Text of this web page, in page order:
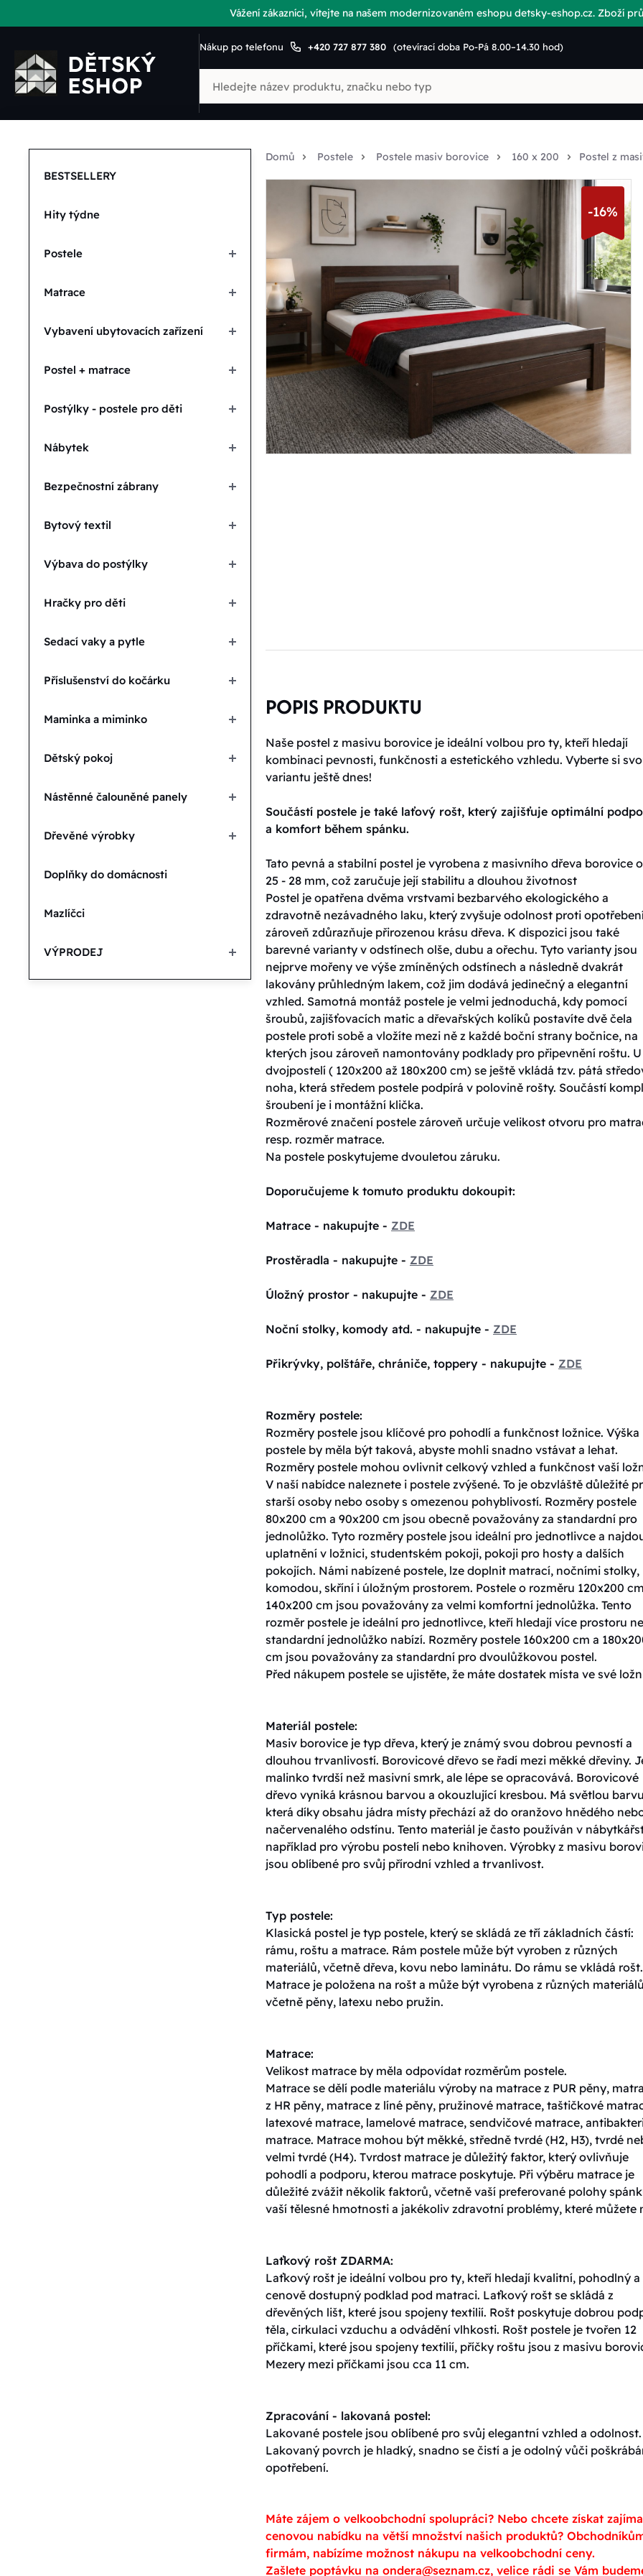
Vážení zákazníci, vítejte na našem modernizovaném eshopu detsky-eshop.cz. Zboží
Nákup po telefonu +420 727 877 380 (otevírací doba Po-Pá 8.00–14.30 hod)
BESTSELLERY
Hity týdne
Postele
Matrace
Vybavení ubytovacích zařízení
Postel + matrace
Postýlky - postele pro děti
Nábytek
Bezpečnostní zábrany
Bytový textil
Výbava do postýlky
Hračky pro děti
Sedací vaky a pytle
Příslušenství do kočárku
Maminka a miminko
Dětský pokoj
Nástěnné čalouněné panely
Dřevěné výrobky
Doplňky do domácnosti
Mazlíčci
VÝPRODEJ
Domů Postele Postele masiv borovice 160 x 200 Postel z
-16%
POPIS PRODUKTU
Naše postel z masivu borovice je ideální volbou pro ty, kteří hledají
kombinaci pevnosti, funkčnosti a estetického vzhledu. Vyberte si
variantu ještě dnes!
Součástí postele je také laťový rošt, který zajišťuje optimální
a komfort během spánku.
Tato pevná a stabilní postel je vyrobena z masivního dřeva borovice
25 - 28 mm, což zaručuje její stabilitu a dlouhou životnost
Postel je opatřena dvěma vrstvami bezbarvého ekologického a
zdravotně nezávadného laku, který zvyšuje odolnost proti
zároveň zdůrazňuje přirozenou krásu dřeva. K dispozici jsou také
barevné varianty v odstínech olše, dubu a ořechu. Tyto varianty jsou
nejprve mořeny ve výše zmíněných odstínech a následně dvakrát
lakovány průhledným lakem, což jim dodává jedinečný a elegantní
vzhled. Samotná montáž postele je velmi jednoduchá, kdy pomocí
šroubů, zajišťovacích matic a dřevařských kolíků postavíte dvě čela
postele proti sobě a vložíte mezi ně z každé boční strany bočnice, na
kterých jsou zároveň namontovány podklady pro připevnění roštu. U
dvojpostelí ( 120x200 až 180x200 cm) se ještě vkládá tzv. pátá
noha, která středem postele podpírá v polovině rošty. Součástí
šroubení je i montážní klička.
Rozměrové značení postele zároveň určuje velikost otvoru pro
resp. rozměr matrace.
Na postele poskytujeme dvouletou záruku.
Doporučujeme k tomuto produktu dokoupit:
Matrace - nakupujte - ZDE
Prostěradla - nakupujte - ZDE
Úložný prostor - nakupujte - ZDE
Noční stolky, komody atd. - nakupujte - ZDE
Přikrývky, polštáře, chrániče, toppery - nakupujte - ZDE
Rozměry postele:
Rozměry postele jsou klíčové pro pohodlí a funkčnost ložnice. Výška
postele by měla být taková, abyste mohli snadno vstávat a lehat.
Rozměry postele mohou ovlivnit celkový vzhled a funkčnost vaší
V naší nabídce naleznete i postele zvýšené. To je obzvláště důležité
starší osoby nebo osoby s omezenou pohyblivostí. Rozměry postele
80x200 cm a 90x200 cm jsou obecně považovány za standardní pro
jednolůžko. Tyto rozměry postele jsou ideální pro jednotlivce a
uplatnění v ložnici, studentském pokoji, pokoji pro hosty a dalších
pokojích. Námi nabízené postele, lze doplnit matrací, nočními stolky,
komodou, skříní i úložným prostorem. Postele o rozměru 120x200
140x200 cm jsou považovány za velmi komfortní jednolůžka. Tento
rozměr postele je ideální pro jednotlivce, kteří hledají více prostoru
standardní jednolůžko nabízí. Rozměry postele 160x200 cm a
cm jsou považovány za standardní pro dvoulůžkovou postel.
Před nákupem postele se ujistěte, že máte dostatek místa ve své
Materiál postele:
Masiv borovice je typ dřeva, který je známý svou dobrou pevností a
dlouhou trvanlivostí. Borovicové dřevo se řadí mezi měkké dřeviny.
malinko tvrdší než masivní smrk, ale lépe se opracovává. Borovicové
dřevo vyniká krásnou barvou a okouzlující kresbou. Má světlou
která díky obsahu jádra místy přechází až do oranžovo hnědého
načervenalého odstínu. Tento materiál je často používán v
například pro výrobu postelí nebo knihoven. Výrobky z masivu
jsou oblíbené pro svůj přírodní vzhled a trvanlivost.
Typ postele:
Klasická postel je typ postele, který se skládá ze tří základních částí:
rámu, roštu a matrace. Rám postele může být vyroben z různých
materiálů, včetně dřeva, kovu nebo laminátu. Do rámu se vkládá rošt.
Matrace je položena na rošt a může být vyrobena z různých
včetně pěny, latexu nebo pružin.
Matrace:
Velikost matrace by měla odpovídat rozměrům postele.
Matrace se dělí podle materiálu výroby na matrace z PUR pěny,
z HR pěny, matrace z líné pěny, pružinové matrace, taštičkové
latexové matrace, lamelové matrace, sendvičové matrace,
matrace. Matrace mohou být měkké, středně tvrdé (H2, H3), tvrdé
velmi tvrdé (H4). Tvrdost matrace je důležitý faktor, který ovlivňuje
pohodlí a podporu, kterou matrace poskytuje. Při výběru matrace je
důležité zvážit několik faktorů, včetně vaší preferované polohy
vaší tělesné hmotnosti a jakékoliv zdravotní problémy, které můžete
Laťkový rošt ZDARMA:
Laťkový rošt je ideální volbou pro ty, kteří hledají kvalitní, pohodlný a
cenově dostupný podklad pod matraci. Laťkový rošt se skládá z
dřevěných lišt, které jsou spojeny textilií. Rošt poskytuje dobrou
těla, cirkulaci vzduchu a odvádění vlhkosti. Rošt postele je tvořen 12
příčkami, které jsou spojeny textilií, příčky roštu jsou z masivu
Mezery mezi příčkami jsou cca 11 cm.
Zpracování - lakovaná postel:
Lakované postele jsou oblíbené pro svůj elegantní vzhled a odolnost.
Lakovaný povrch je hladký, snadno se čistí a je odolný vůči
opotřebení.
Máte zájem o velkoobchodní spolupráci? Nebo chcete získat
cenovou nabídku na větší množství našich produktů?
firmám, nabízíme možnost nákupu na velkoobchodní ceny.
Zašlete poptávku na ondera@seznam.cz, velice rádi se Vám